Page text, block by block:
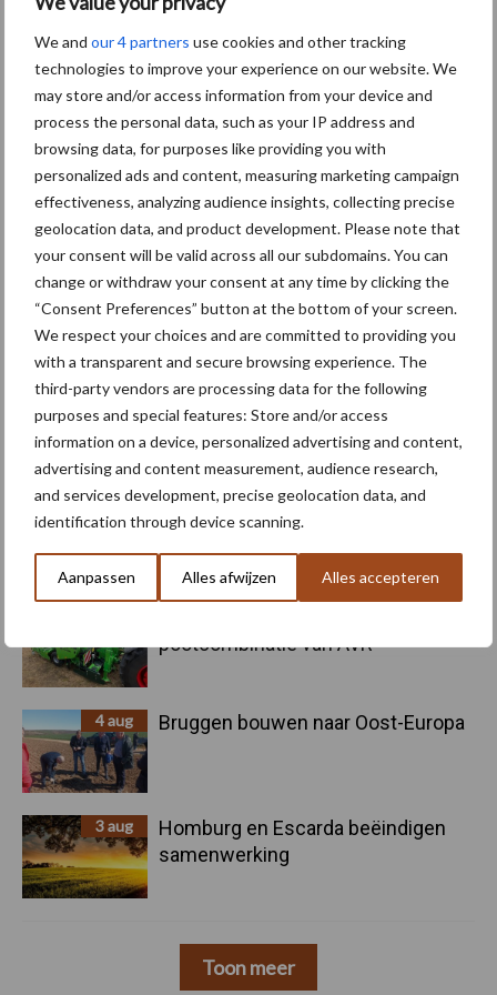
We and our 4 partners use cookies and other tracking
technologies to improve your experience on our website. We
may store and/or access information from your device and
process the personal data, such as your IP address and
browsing data, for purposes like providing you with
personalized ads and content, measuring marketing campaign
effectiveness, analyzing audience insights, collecting precise
geolocation data, and product development. Please note that
your consent will be valid across all our subdomains. You can
change or withdraw your consent at any time by clicking the
“Consent Preferences” button at the bottom of your screen.
We respect your choices and are committed to providing you
with a transparent and secure browsing experience. The
third-party vendors are processing data for the following
purposes and special features: Store and/or access
information on a device, personalized advertising and content,
advertising and content measurement, audience research,
and services development, precise geolocation data, and
identification through device scanning.
Aanpassen Alles afwijzen Alles accepteren
Primaire
Sidebar
Recent nieuws Partner nieuws
6 aug
"Hoge verwachtingen van schijven
voor kouters"
Oogst biologische aardappelen in
volle gang
pootcombinatie van AVR
4 aug Bruggen bouwen naar Oost-Europa
3 aug
Homburg en Escarda beëindigen
samenwerking
Toon meer
Kunstmeststrooier Pootmachine
Toon meer